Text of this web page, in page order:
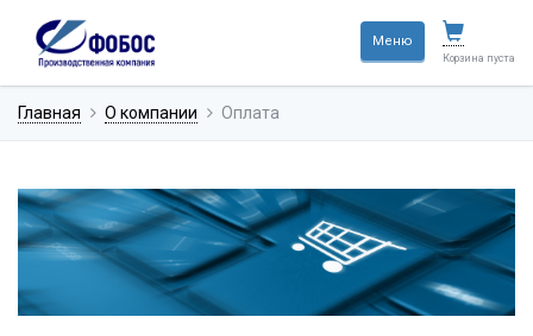
Корзина пуста
Меню
Главная О компании Оплата